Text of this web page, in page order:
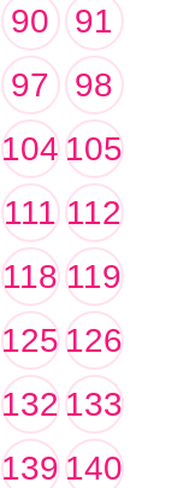
90
91
97
98
104105
111 112
118 119
125126
132133
139140